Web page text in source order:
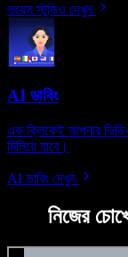
ভয়েস স্টুডিও দেখুন
AI ডাবিং
এক ক্লিকেই আপনার
মিলিয়ে যাবে।
AI ডাবিং দেখুন
নিজের